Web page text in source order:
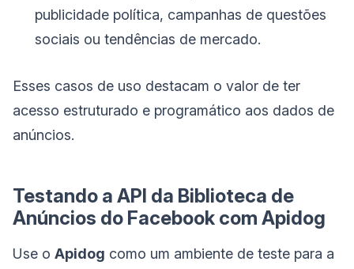
publicidade política, campanhas de questões
sociais ou tendências de mercado.
Esses casos de uso destacam o valor de ter
acesso estruturado e programático aos dados de
anúncios.
Testando a API da Biblioteca de
Anúncios do Facebook com Apidog
Use o Apidog como um ambiente de teste para a